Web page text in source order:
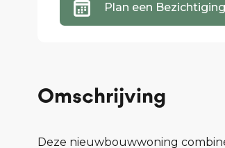
Plan een Bezichtiging
Omschrijving
Deze nieuwbouwwoning